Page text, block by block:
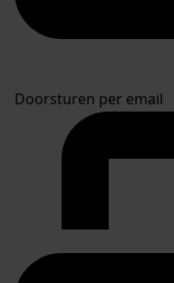
Doorsturen per email